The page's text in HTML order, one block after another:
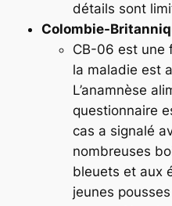
détails sont
Colombie-
CB-06 est une
la maladie est
L’anamnèse
questionnaire
cas a signalé
nombreuses
bleuets et aux
jeunes